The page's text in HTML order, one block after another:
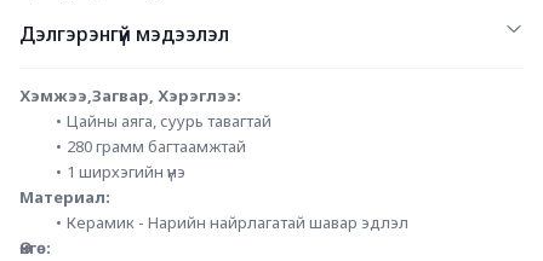
Дэлгэрэнгүй мэдээлэл
Хэмжээ,Загвар, Хэрэглээ:
Цайны аяга, суурь тавагтай
280 грамм багтаамжтай
1 ширхэгийн үнэ
Материал:
Керамик - Нарийн найрлагатай шавар эдлэл
Өнгө: